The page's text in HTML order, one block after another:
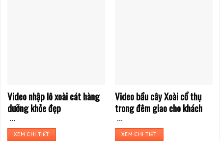
Video nhập lô xoài cát hàng
dưỡng khỏe đẹp
...
XEM CHI TIẾT
Video bầu cây Xoài cổ thụ
trong đêm giao cho khách
XEM CHI TIẾT